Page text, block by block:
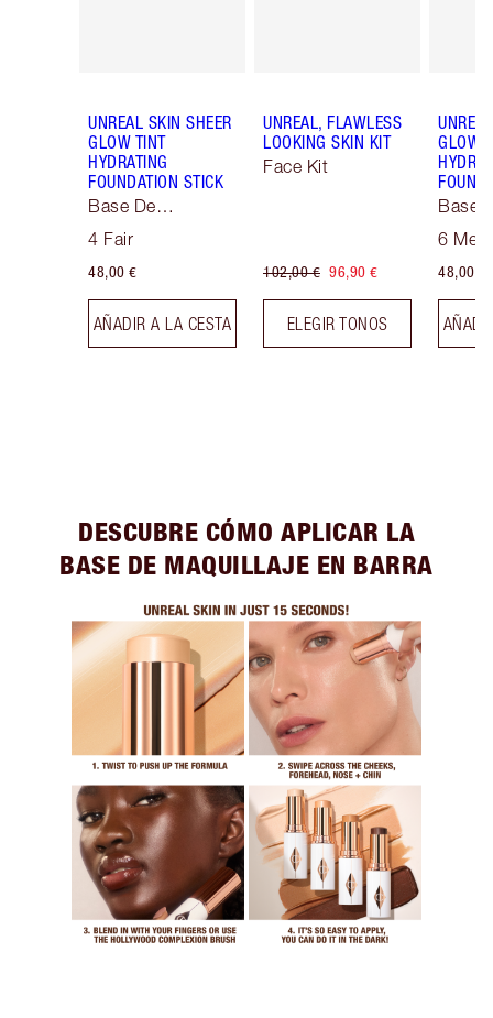
UNREAL SKIN SHEER
GLOW TINT
HYDRATING
FOUNDATION STICK
Base De
Focus
4 Fair
48,00 €
AÑADIR A LA CESTA
UNREAL, FLAWLESS
LOOKING SKIN KIT
Face Kit
102,00 € 96,90 €
ELEGIR TONOS
GLOW
Base
Focus
6
48,00 €
DESCUBRE CÓMO APLICAR LA
BASE DE MAQUILLAJE EN BARRA